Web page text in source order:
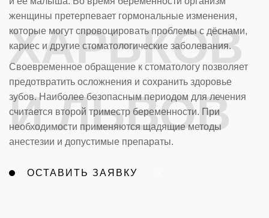
ХАРЬКОВ
И ЛЬВОВ
женщины претерпевает гормональные изменения,
которые могут спровоцировать проблемы с дёснами,
кариес и другие стоматологические заболевания.
Своевременное обращение к стоматологу позволяет
предотвратить осложнения и сохранить здоровье
зубов. Наиболее безопасным периодом для лечения
считается второй триместр беременности. При
необходимости применяются щадящие методы
анестезии и допустимые препараты.
ОСТАВИТЬ ЗАЯВКУ